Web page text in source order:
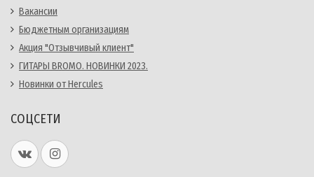
Вакансии
Бюджетным организациям
Акция "Отзывчивый клиент"
ГИТАРЫ BROMO. НОВИНКИ 2023.
Новинки от Hercules
СОЦСЕТИ